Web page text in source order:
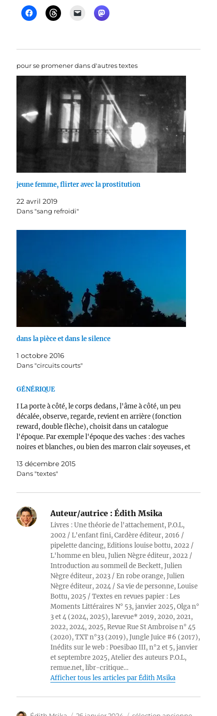
pour se promener dans d'autres textes
jeune femme, flirter avec la prostitution
22 avril 2019
Dans "sang refroidi"
dans la pièce et dans le silence
1 octobre 2016
Dans "circuits courts"
GÉNÉRIQUE
I La porte à côté, le corps dedans, l'âme à côté, un peu
décalée, observe, regarde, revient en arrière (fonction
reward, double flèche), choisit dans un catalogue
l'époque. Par exemple l'époque des vaches : des vaches
noires et blanches, ou bien des marron clair soyeuses, et
13 décembre 2015
Dans "textes"
Auteur/autrice : Édith Msika
Livres : Une théorie de l'attachement, P.O.L,
2002 / L'enfant fini, Cardère éditeur, 2016 /
pipelette dancing, Editions louise bottu, 2022 /
L'homme en bleu, Julien Nègre éditeur, 2022 /
Introduction au sommeil de Beckett, Julien
Nègre éditeur, 2023 / En robe orange, Julien
Nègre éditeur, 2024 / Sa vie de personne, Louise
Bottu, 2025 / Textes en revues papier : Les
Moments Littéraires N° 53, janvier 2025, Olga n°
3 et 4 (2024, 2025), larevue* 2019, 2020, 2021,
2022, 2024, 2025, Revue Rue St Ambroise n° 45
(2020), TXT n°33 (2019), Jungle Juice #6 (2017),
Inédits sur le web : Poesibao III, n°2 et 5, janvier
et septembre 2025, Atelier des auteurs P.O.L,
remue.net, libr-critique…
Afficher tous les articles par Édith Msika